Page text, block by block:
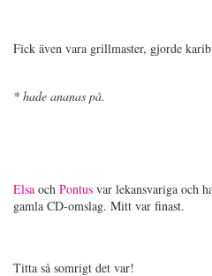
Fick även vara grillmaster, gjorde
* hade ananas på.
Elsa och Pontus var lekansvariga och
gamla CD-omslag. Mitt var finast.
Titta så somrigt det var!